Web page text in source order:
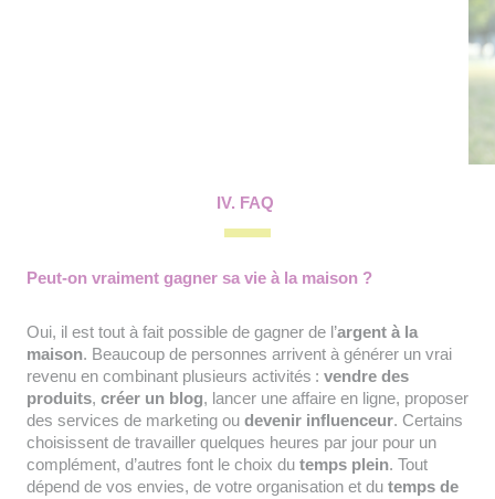
IV. FAQ
Peut-on vraiment gagner sa vie à la maison ?
Oui, il est tout à fait possible de gagner de l’argent à la
maison. Beaucoup de personnes arrivent à générer un vrai
revenu en combinant plusieurs activités : vendre des
produits, créer un blog, lancer une affaire en ligne, proposer
des services de marketing ou devenir influenceur. Certains
choisissent de travailler quelques heures par jour pour un
complément, d’autres font le choix du temps plein. Tout
dépend de vos envies, de votre organisation et du temps de